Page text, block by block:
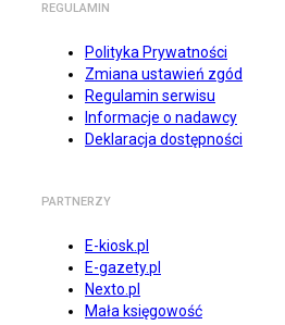
REGULAMIN
Polityka Prywatności
Zmiana ustawień zgód
Regulamin serwisu
Informacje o nadawcy
Deklaracja dostępności
PARTNERZY
E-kiosk.pl
E-gazety.pl
Nexto.pl
Mała księgowość